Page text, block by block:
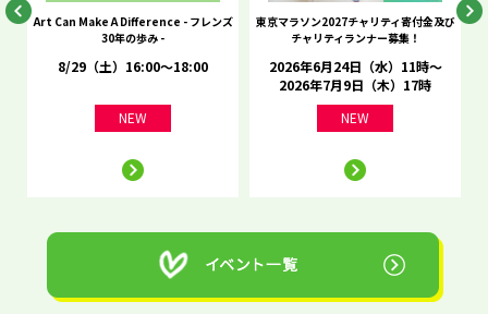
Art Can Make A Difference - フレンズ
30年の歩み -
8/29（土）16:00～18:00
NEW
東京マラソン2027チャリティ寄付金及び
チャリティランナー募集！
2026年6月24日（水）11時～
2026年7月9日（木）17時
NEW